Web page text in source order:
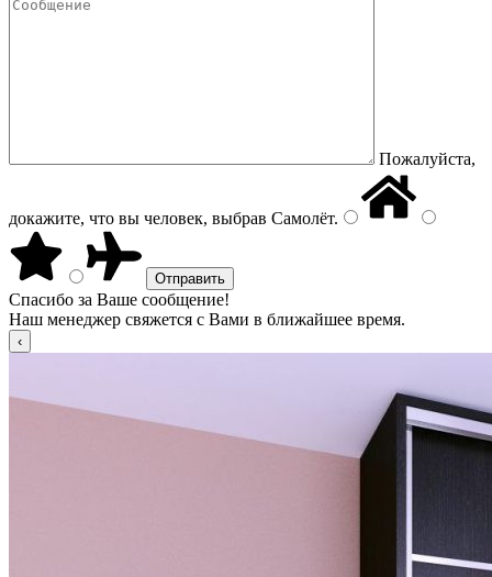
Пожалуйста,
докажите, что вы человек, выбрав Самолёт.
Спасибо за Ваше сообщение!
Наш менеджер свяжется с Вами в ближайшее время.